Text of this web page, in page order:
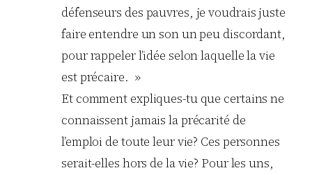
défenseurs des pauvres, je voudrais juste
faire entendre un son un peu discordant,
pour rappeler l’idée selon laquelle la vie
est précaire. »
Et comment expliques-tu que certains ne
connaissent jamais la précarité de
l’emploi de toute leur vie? Ces personnes
serait-elles hors de la vie? Pour les uns,